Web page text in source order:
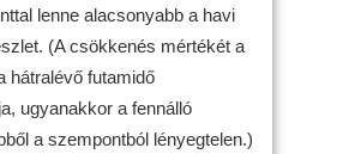
lenne alacsonyabb a havi
(A csökkenés mértékét a
hátralévő futamidő
ugyanakkor a fennálló
a szempontból lényegtelen.)